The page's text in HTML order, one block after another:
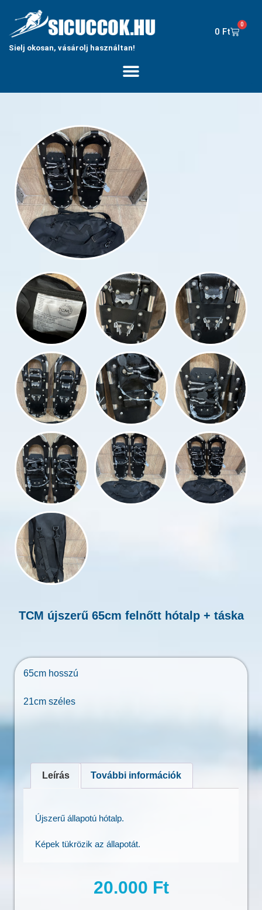
Sielj okosan, vásárolj használtan!
0 Ft
0
TCM újszerű 65cm felnőtt hótalp + táska
65cm hosszú
21cm széles
Leírás További információk
Újszerű állapotú hótalp.
Képek tükrözik az állapotát.
20.000 Ft